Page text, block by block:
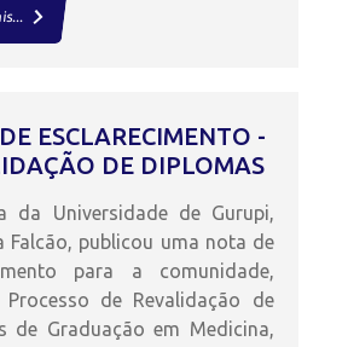
keyboard_arrow_right
ESCLARECIMENTO -
DE DIPLOMAS
da Universidade de Gurupi,
Falcão, publicou uma nota de
para a comunidade,
de Revalidação de
de Graduação em Medicina,